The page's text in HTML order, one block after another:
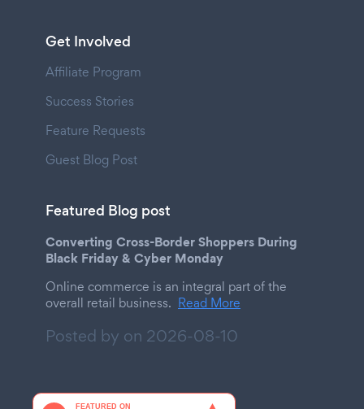
Get Involved
Affiliate Program
Success Stories
Feature Requests
Guest Blog Post
Featured Blog post
Converting Cross-Border Shoppers During
Black Friday & Cyber Monday
Online commerce is an integral part of the
overall retail business. Read More
Posted by on 2026-08-10